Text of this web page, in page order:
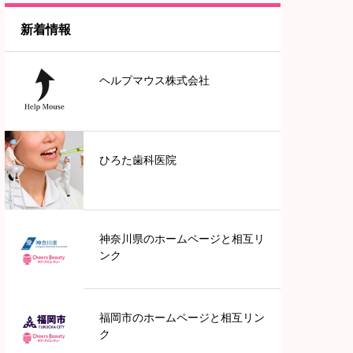
東京
中部地方
愛知
滋賀
新着情報
ヘルプマウス株式会社
ひろた歯科医院
神奈川県のホームページと相互リ
ンク
福岡市のホームページと相互リン
ク